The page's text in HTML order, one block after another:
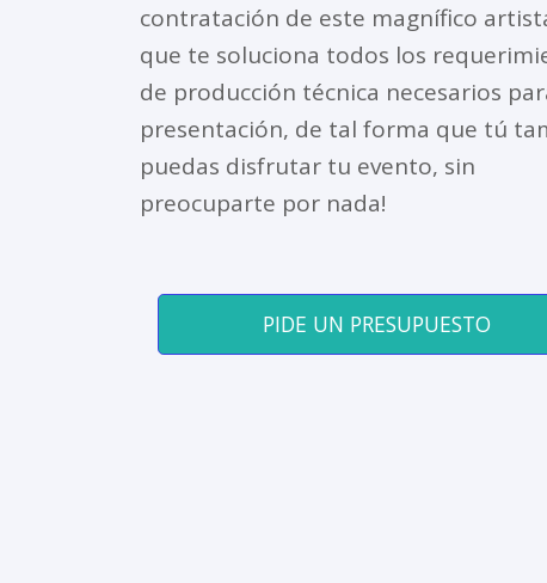
contratación de este magnífico
que te soluciona todos los
de producción técnica necesarios
presentación, de tal forma que tú
puedas disfrutar tu evento, sin
preocuparte por nada!
PIDE UN PRESUPUESTO